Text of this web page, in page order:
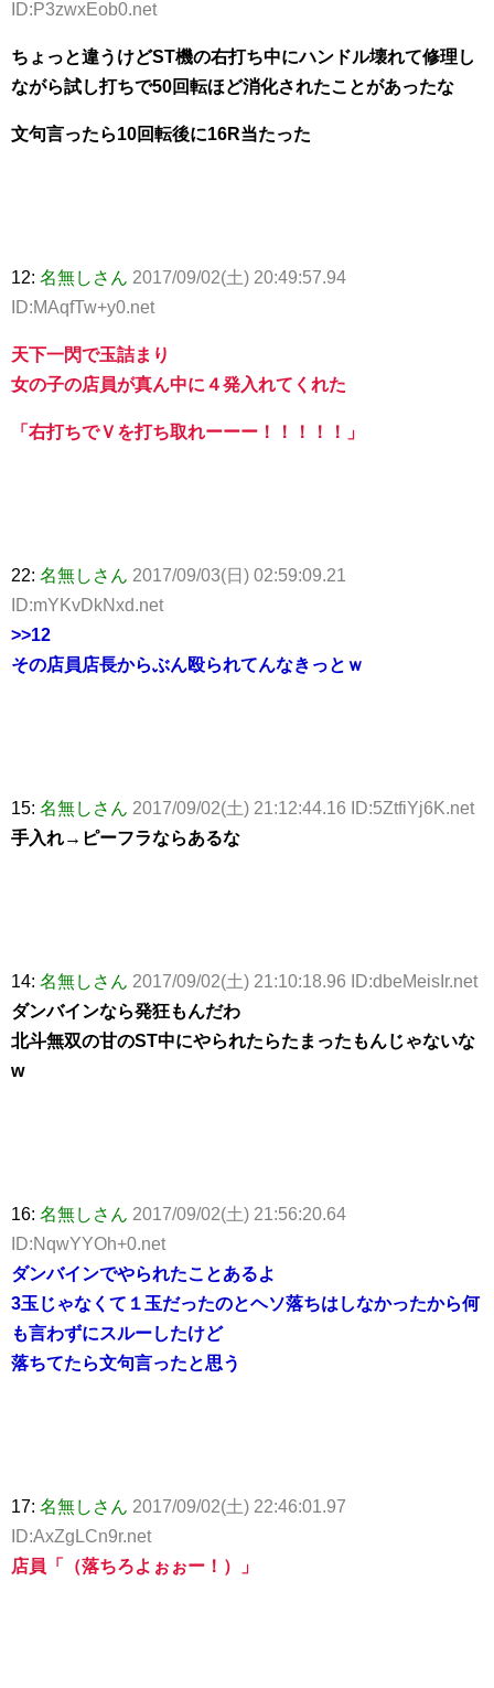
ID:P3zwxEob0.net
ちょっと違うけどST機の右打ち中にハンドル壊れて修理し
ながら試し打ちで50回転ほど消化されたことがあったな
文句言ったら10回転後に16R当たった
12: 名無しさん 2017/09/02(土) 20:49:57.94
ID:MAqfTw+y0.net
天下一閃で玉詰まり
女の子の店員が真ん中に４発入れてくれた
「右打ちでＶを打ち取れーーー！！！！！」
22: 名無しさん 2017/09/03(日) 02:59:09.21
ID:mYKvDkNxd.net
>>12
その店員店長からぶん殴られてんなきっとｗ
15: 名無しさん 2017/09/02(土) 21:12:44.16 ID:5ZtfiYj6K.net
手入れ→ピーフラならあるな
14: 名無しさん 2017/09/02(土) 21:10:18.96 ID:dbeMeisIr.net
ダンバインなら発狂もんだわ
北斗無双の甘のST中にやられたらたまったもんじゃないな
w
16: 名無しさん 2017/09/02(土) 21:56:20.64
ID:NqwYYOh+0.net
ダンバインでやられたことあるよ
3玉じゃなくて１玉だったのとヘソ落ちはしなかったから何
も言わずにスルーしたけど
落ちてたら文句言ったと思う
17: 名無しさん 2017/09/02(土) 22:46:01.97
ID:AxZgLCn9r.net
店員「（落ちろよぉぉー！）」